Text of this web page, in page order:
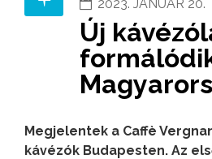
2023. JANUÁR 20.
Új
Megjelentek a Caffè
kávézók Budapesten. Az